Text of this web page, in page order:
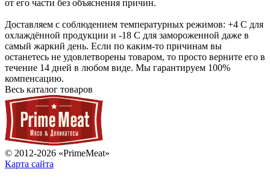
от его части без объяснения причин.
Доставляем с соблюдением температурных режимов: +4 С для
охлаждённой продукции и -18 С для замороженной даже в
самый жаркий день. Если по каким-то причинам вы
останетесь не удовлетворены товаром, то просто верните его в
течение 14 дней в любом виде. Мы гарантируем 100%
компенсацию.
Весь каталог товаров
© 2012-2026 «PrimeMeat»
Карта сайта